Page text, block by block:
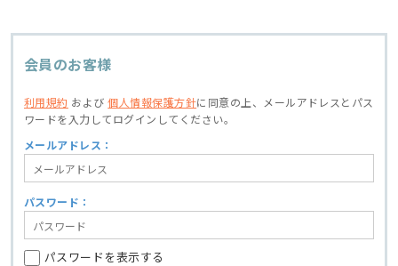
会員のお客様
利用規約 および個人情報保護方針に同意の上、
メールアドレスとパス
ワードを入力してログインしてください。
メールアドレス：
パスワード：
パスワードを表示する